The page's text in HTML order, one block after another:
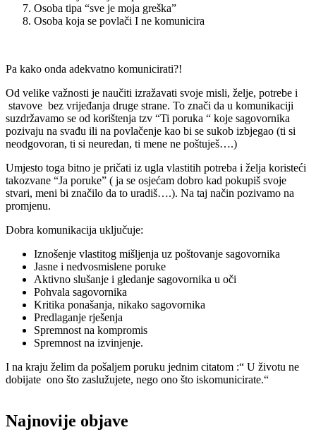
Osoba tipa “sve je moja greška”
Osoba koja se povlači I ne komunicira
Pa kako onda adekvatno komunicirati?!
Od velike važnosti je naučiti izražavati svoje misli, želje, potrebe i
stavove bez vrijeđanja druge strane. To znači da u komunikaciji
suzdržavamo se od korištenja tzv “Ti poruka “ koje sagovornika
pozivaju na svađu ili na povlačenje kao bi se sukob izbjegao (ti si
neodgovoran, ti si neuredan, ti mene ne poštuješ….)
Umjesto toga bitno je pričati iz ugla vlastitih potreba i želja koristeći
takozvane “Ja poruke” ( ja se osjećam dobro kad pokupiš svoje
stvari, meni bi značilo da to uradiš….). Na taj način pozivamo na
promjenu.
Dobra komunikacija uključuje:
Iznošenje vlastitog mišljenja uz poštovanje sagovornika
Jasne i nedvosmislene poruke
Aktivno slušanje i gledanje sagovornika u oči
Pohvala sagovornika
Kritika ponašanja, nikako sagovornika
Predlaganje rješenja
Spremnost na kompromis
Spremnost na izvinjenje.
I na kraju želim da pošaljem poruku jednim citatom :“ U životu ne
dobijate ono što zaslužujete, nego ono što iskomunicirate.“
Najnovije objave